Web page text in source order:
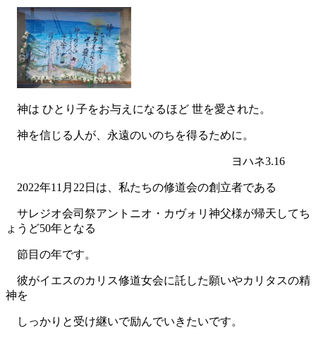
神は ひとり子をお与えになるほど 世を愛された。
神を信じる人が、永遠のいのちを得るために。
ヨハネ3.16
2022年11月22日は、私たちの修道会の創立者である
サレジオ会司祭アントニオ・カヴォリ神父様が帰天してち
ょうど50年となる
節目の年です。
彼がイエスのカリス修道女会に託した願いやカリタスの精
神を
しっかりと受け継いで励んでいきたいです。